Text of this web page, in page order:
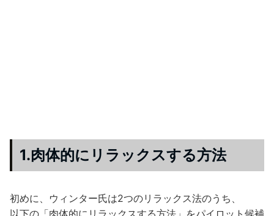
1.肉体的にリラックスする方法
初めに、ウィンター氏は2つのリラックス法のうち、
以下の「肉体的にリラックスする方法」をパイロット候補